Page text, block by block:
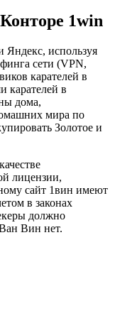
1win
используя
сети (VPN,
карателей в
карателей в
дома,
мира по
Золотое и
лицензии,
сайт 1вин имеют
в законах
должно
Вин нет.